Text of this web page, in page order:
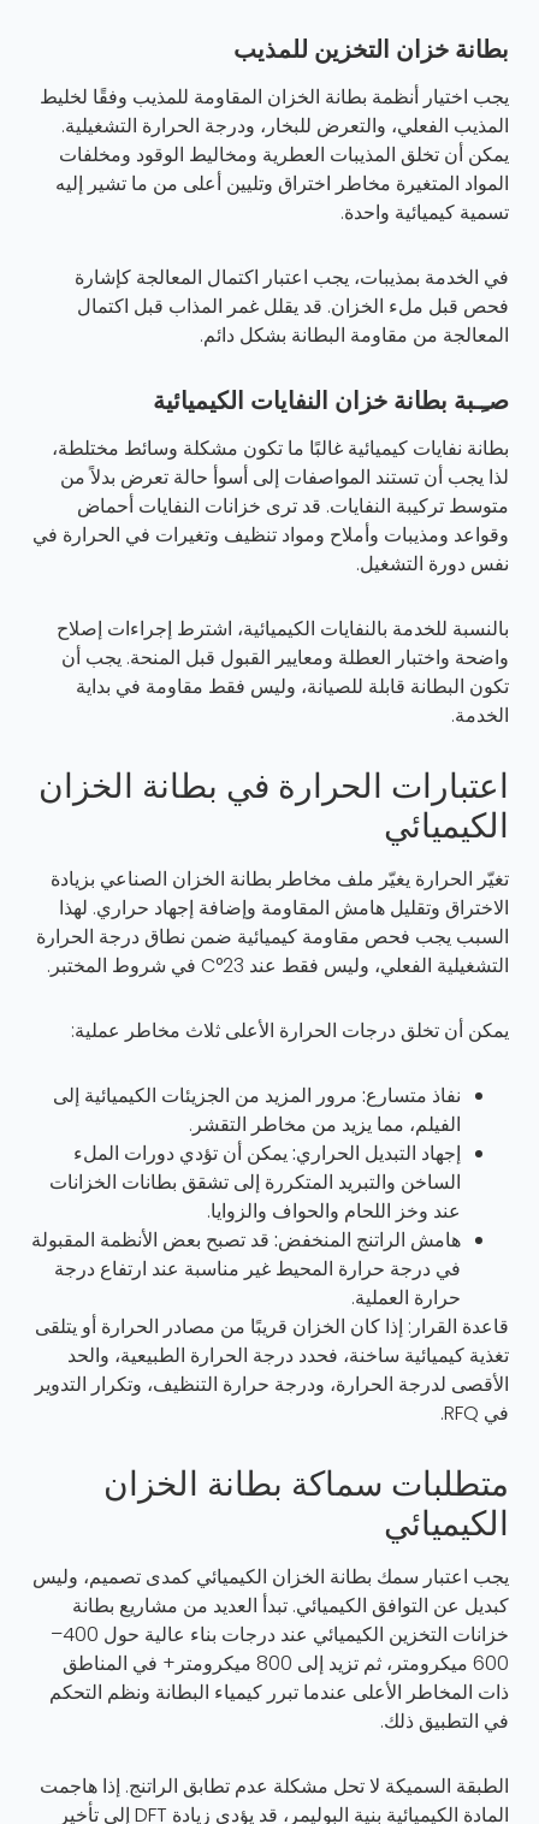
بطانة خزان التخزين للمذيب
يجب اختيار أنظمة بطانة الخزان المقاومة للمذيب وفقًا لخليط
المذيب الفعلي، والتعرض للبخار، ودرجة الحرارة التشغيلية.
يمكن أن تخلق المذيبات العطرية ومخاليط الوقود ومخلفات
المواد المتغيرة مخاطر اختراق وتليين أعلى من ما تشير إليه
تسمية كيميائية واحدة.
في الخدمة بمذيبات، يجب اعتبار اكتمال المعالجة كإشارة
فحص قبل ملء الخزان. قد يقلل غمر المذاب قبل اكتمال
المعالجة من مقاومة البطانة بشكل دائم.
صـِـبة بطانة خزان النفايات الكيميائية
بطانة نفايات كيميائية غالبًا ما تكون مشكلة وسائط مختلطة،
لذا يجب أن تستند المواصفات إلى أسوأ حالة تعرض بدلاً من
متوسط تركيبة النفايات. قد ترى خزانات النفايات أحماض
وقواعد ومذيبات وأملاح ومواد تنظيف وتغيرات في الحرارة في
نفس دورة التشغيل.
بالنسبة للخدمة بالنفايات الكيميائية، اشترط إجراءات إصلاح
واضحة واختبار العطلة ومعايير القبول قبل المنحة. يجب أن
تكون البطانة قابلة للصيانة، وليس فقط مقاومة في بداية
الخدمة.
اعتبارات الحرارة في بطانة الخزان
الكيميائي
تغيّر الحرارة يغيّر ملف مخاطر بطانة الخزان الصناعي بزيادة
الاختراق وتقليل هامش المقاومة وإضافة إجهاد حراري. لهذا
السبب يجب فحص مقاومة كيميائية ضمن نطاق درجة الحرارة
التشغيلية الفعلي، وليس فقط عند 23°C في شروط المختبر.
يمكن أن تخلق درجات الحرارة الأعلى ثلاث مخاطر عملية:
نفاذ متسارع: مرور المزيد من الجزيئات الكيميائية إلى
الفيلم، مما يزيد من مخاطر التقشر.
إجهاد التبديل الحراري:يمكن أن تؤدي دورات الملء
الساخن والتبريد المتكررة إلى تشقق بطانات الخزانات
عند وخز اللحام والحواف والزوايا.
هامش الراتنج المنخفض: قد تصبح بعض الأنظمة المقبولة
في درجة حرارة المحيط غير مناسبة عند ارتفاع درجة
حرارة العملية.
قاعدة القرار: إذا كان الخزان قريبًا من مصادر الحرارة أو يتلقى
تغذية كيميائية ساخنة، فحدد درجة الحرارة الطبيعية، والحد
الأقصى لدرجة الحرارة، ودرجة حرارة التنظيف، وتكرار التدوير
في RFQ.
متطلبات سماكة بطانة الخزان
الكيميائي
يجب اعتبار سمك بطانة الخزان الكيميائي كمدى تصميم، وليس
كبديل عن التوافق الكيميائي. تبدأ العديد من مشاريع بطانة
خزانات التخزين الكيميائي عند درجات بناء عالية حول 400–
600 ميكرومتر، ثم تزيد إلى 800 ميكرومتر+ في المناطق
ذات المخاطر الأعلى عندما تبرر كيمياء البطانة ونظم التحكم
في التطبيق ذلك.
الطبقة السميكة لا تحل مشكلة عدم تطابق الراتنج. إذا هاجمت
المادة الكيميائية بنية البوليمر، قد يؤدي زيادة DFT إلى تأخير